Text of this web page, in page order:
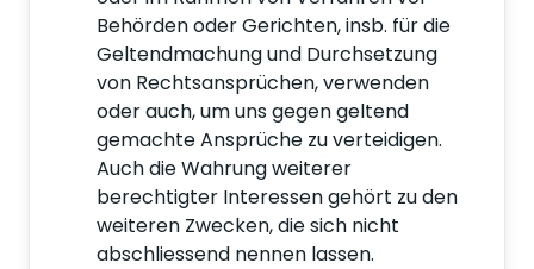
Behörden oder Gerichten, insb. für die
Geltendmachung und Durchsetzung
von Rechtsansprüchen, verwenden
oder auch, um uns gegen geltend
gemachte Ansprüche zu verteidigen.
Auch die Wahrung weiterer
berechtigter Interessen gehört zu den
weiteren Zwecken, die sich nicht
abschliessend nennen lassen.